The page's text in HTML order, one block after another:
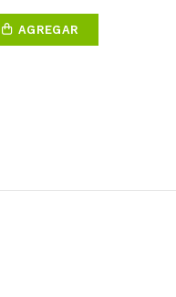
AGREGAR